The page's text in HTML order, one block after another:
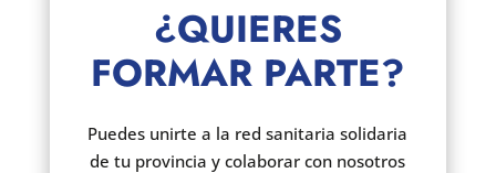
¿QUIERES
FORMAR PARTE?
Puedes unirte a la red sanitaria solidaria
de tu provincia y colaborar con nosotros